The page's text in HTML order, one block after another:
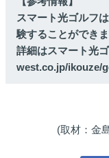
スマート光ゴルフ
験することができま
詳細はスマート光
west.co.jp/ikouze/
(取材：金